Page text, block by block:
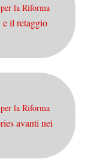
la Riforma
il retaggio
la Riforma
avanti nei